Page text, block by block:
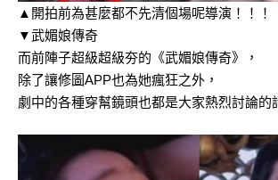
▲開拍前為甚麼都不先清個場呢導演！！！
▼武媚娘傳奇
而前陣子超級超級夯的《武媚娘傳奇》，
除了讓修圖APP也為她瘋狂之外，
劇中的各種穿幫鏡頭也都是大家熱烈討論的